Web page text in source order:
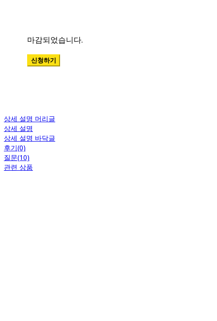
상세 설명 머리글
상세 설명
상세 설명 바닥글
후기(0)
질문(10)
관련 상품